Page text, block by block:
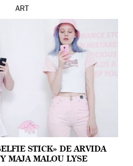
ART
STICK» DE ARVIDA
MAJA MALOU LYSE